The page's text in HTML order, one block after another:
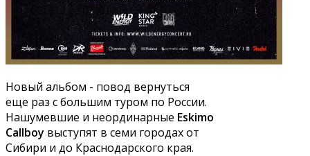
Новый альбом - повод вернуться
еще раз с большим туром по России.
Нашумевшие и неординарные Eskimo
Callboy выступят в семи городах от
Сибири и до Краснодарского края.